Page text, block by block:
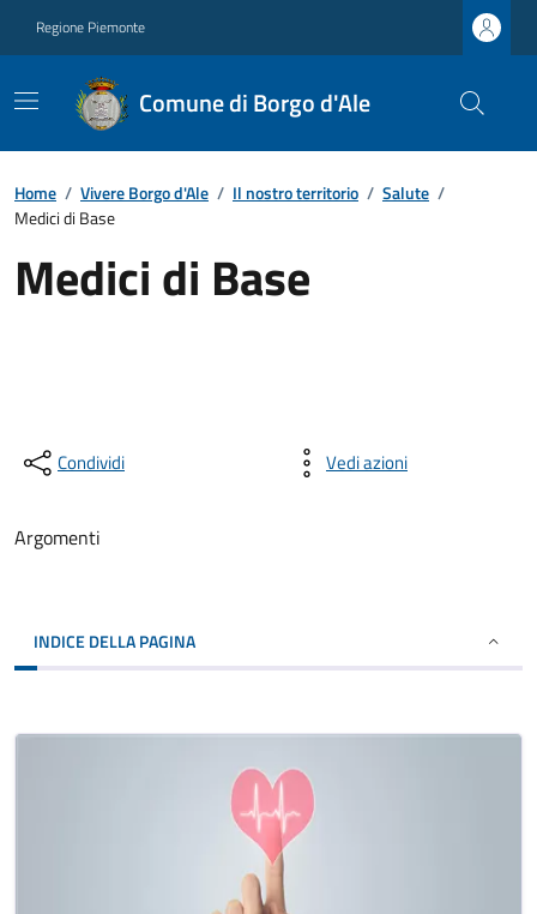
Regione Piemonte
Comune di Borgo d'Ale
Home / Vivere Borgo d'Ale / Il nostro territorio / Salute /
Medici di Base
Medici di Base
Condividi Vedi azioni
Argomenti
INDICE DELLA PAGINA